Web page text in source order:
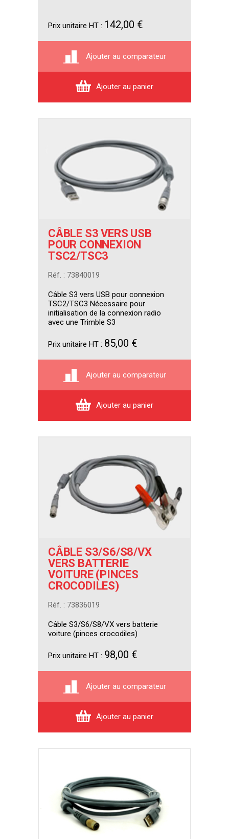
Prix unitaire HT : 142,00 €
Ajouter au comparateur
Ajouter au panier
CÂBLE S3 VERS USB
POUR CONNEXION
TSC2/TSC3
Réf. : 73840019
Câble S3 vers USB pour connexion
TSC2/TSC3 Nécessaire pour
initialisation de la connexion radio
avec une Trimble S3
Prix unitaire HT : 85,00 €
Ajouter au comparateur
Ajouter au panier
CÂBLE S3/S6/S8/VX
VERS BATTERIE
VOITURE (PINCES
CROCODILES)
Réf. : 73836019
Câble S3/S6/S8/VX vers batterie
voiture (pinces crocodiles)
Prix unitaire HT : 98,00 €
Ajouter au comparateur
Ajouter au panier